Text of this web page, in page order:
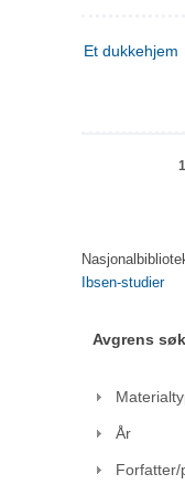
Et dukkehjem
Ibsen-studier
Avgrens
År
Forfatter/